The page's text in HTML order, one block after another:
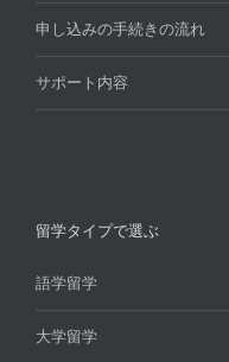
申し込みの手続きの流れ
サポート内容
留学タイプで選ぶ
語学留学
大学留学